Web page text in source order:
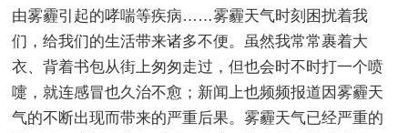
由雾霾引起的哮喘等疾病……雾霾天气时刻困扰着我
们，给我们的生活带来诸多不便。虽然我常常裹着大
衣、背着书包从街上匆匆走过，但也会时不时打一个喷
嚏，就连感冒也久治不愈；新闻上也频频报道因雾霾天
气的不断出现而带来的严重后果。雾霾天气已经严重的